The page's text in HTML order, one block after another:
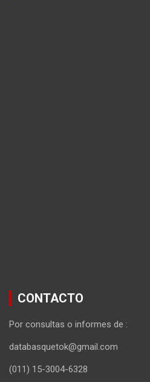
CONTACTO
Por consultas o informes de :
databasquetok@gmail.com
(011) 15-3004-6328